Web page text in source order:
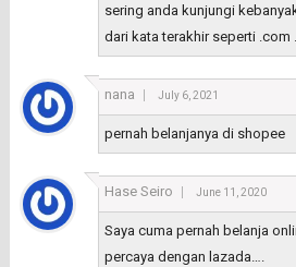
sering anda kunjungi
dari kata terakhir seperti
nana July 6, 2021
pernah belanjanya di shopee
Hase Seiro June 11, 2020
Saya cuma pernah belanja
percaya dengan lazada….